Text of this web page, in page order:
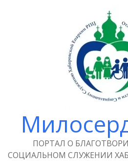
ПОРТАЛ О
СОЦИАЛЬНОМ СЛУЖЕНИИ